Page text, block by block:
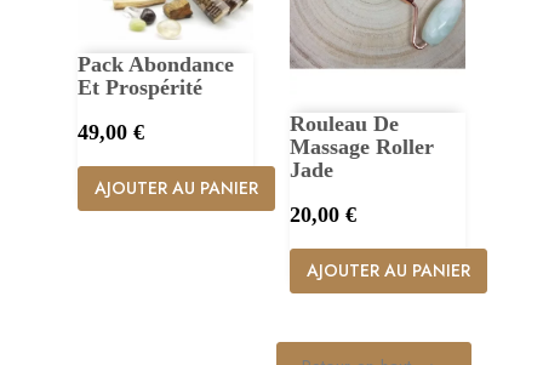
Pack Abondance
Et Prospérité
Prix
49,00 €
AJOUTER AU PANIER
Rouleau De
Massage Roller
Jade
Prix
20,00 €
AJOUTER AU PANIER